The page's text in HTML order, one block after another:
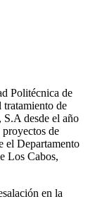
Politécnica de
tratamiento de
desde el año
de
el Departamento
Los Cabos,
en la